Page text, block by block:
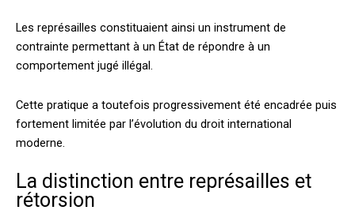
Les représailles constituaient ainsi un instrument de
contrainte permettant à un État de répondre à un
comportement jugé illégal.
Cette pratique a toutefois progressivement été encadrée puis
fortement limitée par l’évolution du droit international
moderne.
La distinction entre représailles et
rétorsion